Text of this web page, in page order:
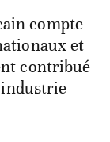
compte
et
contribué